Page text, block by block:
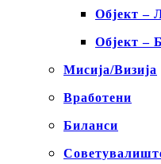
Објект –
Објект –
Мисија/Визија
Вработени
Биланси